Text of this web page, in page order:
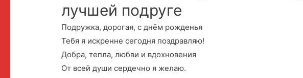
лучшей подруге
Подружка, дорогая, с днём рожденья
Тебя я искренне сегодня поздравляю!
Добра, тепла, любви и вдохновения
От всей души сердечно я желаю.